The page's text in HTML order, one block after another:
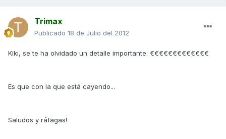
Trimax
Publicado 18 de Julio del 2012
Kiki, se te ha olvidado un detalle importante: €€€€€€€€€€€€€
Es que con la que está cayendo...
Saludos y ráfagas!